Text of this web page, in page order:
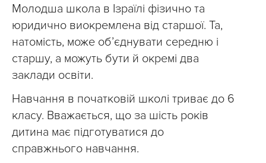
Молодша школа в Ізраїлі фізично та
юридично виокремлена від старшої. Та,
натомість, може об’єднувати середню і
старшу, а можуть бути й окремі два
заклади освіти.
Навчання в початковій школі триває до 6
класу. Вважається, що за шість років
дитина має підготуватися до
справжнього навчання.